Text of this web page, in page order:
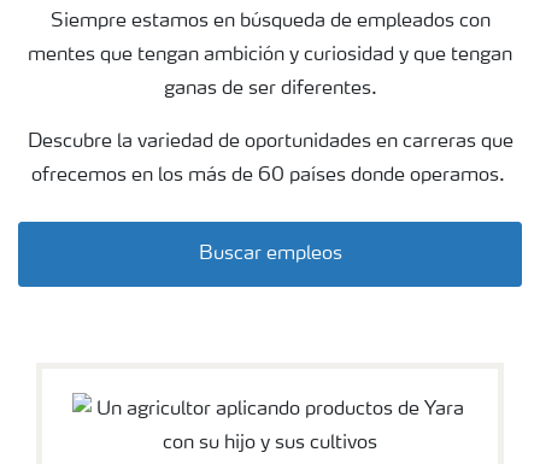
Siempre estamos en búsqueda de empleados con
mentes que tengan ambición y curiosidad y que tengan
ganas de ser diferentes.
Descubre la variedad de oportunidades en carreras que
ofrecemos en los más de 60 países donde operamos.
Buscar empleos
wheat field